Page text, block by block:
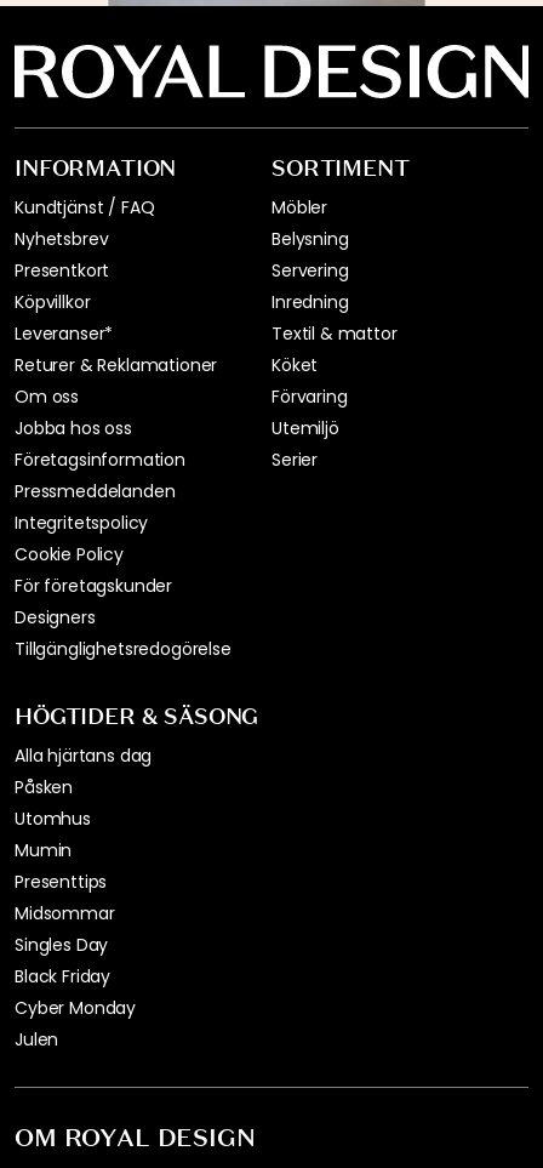
OM ROYAL DESIGN
INFORMATION
Kundtjänst / FAQ
Nyhetsbrev
Presentkort
Köpvillkor
Leveranser*
Returer & Reklamationer
Om oss
Jobba hos oss
Företagsinformation
Pressmeddelanden
Integritetspolicy
Cookie Policy
För företagskunder
Designers
Tillgänglighetsredogörelse
SORTIMENT
Möbler
Belysning
Servering
Inredning
Textil & mattor
Köket
Förvaring
Utemiljö
Serier
HÖGTIDER & SÄSONG
Alla hjärtans dag
Påsken
Utomhus
Mumin
Presenttips
Midsommar
Singles Day
Black Friday
Cyber Monday
Julen